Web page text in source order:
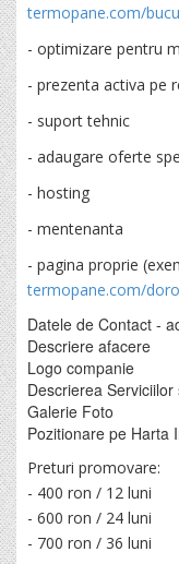
termopane.com/
- optimizare pentru
- prezenta activa pe
- suport tehnic
- adaugare oferte
- hosting
- mentenanta
- pagina proprie
termopane.com/
Datele de Contact -
Descriere afacere
Logo companie
Descrierea
Galerie Foto
Pozitionare pe Harta
Preturi promovare:
- 400 ron / 12 luni
- 600 ron / 24 luni
- 700 ron / 36 luni